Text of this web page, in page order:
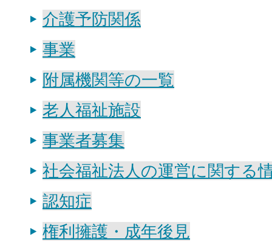
介護予防関係
事業
附属機関等の一覧
老人福祉施設
事業者募集
社会福祉法人の運営に関する
認知症
権利擁護・成年後見